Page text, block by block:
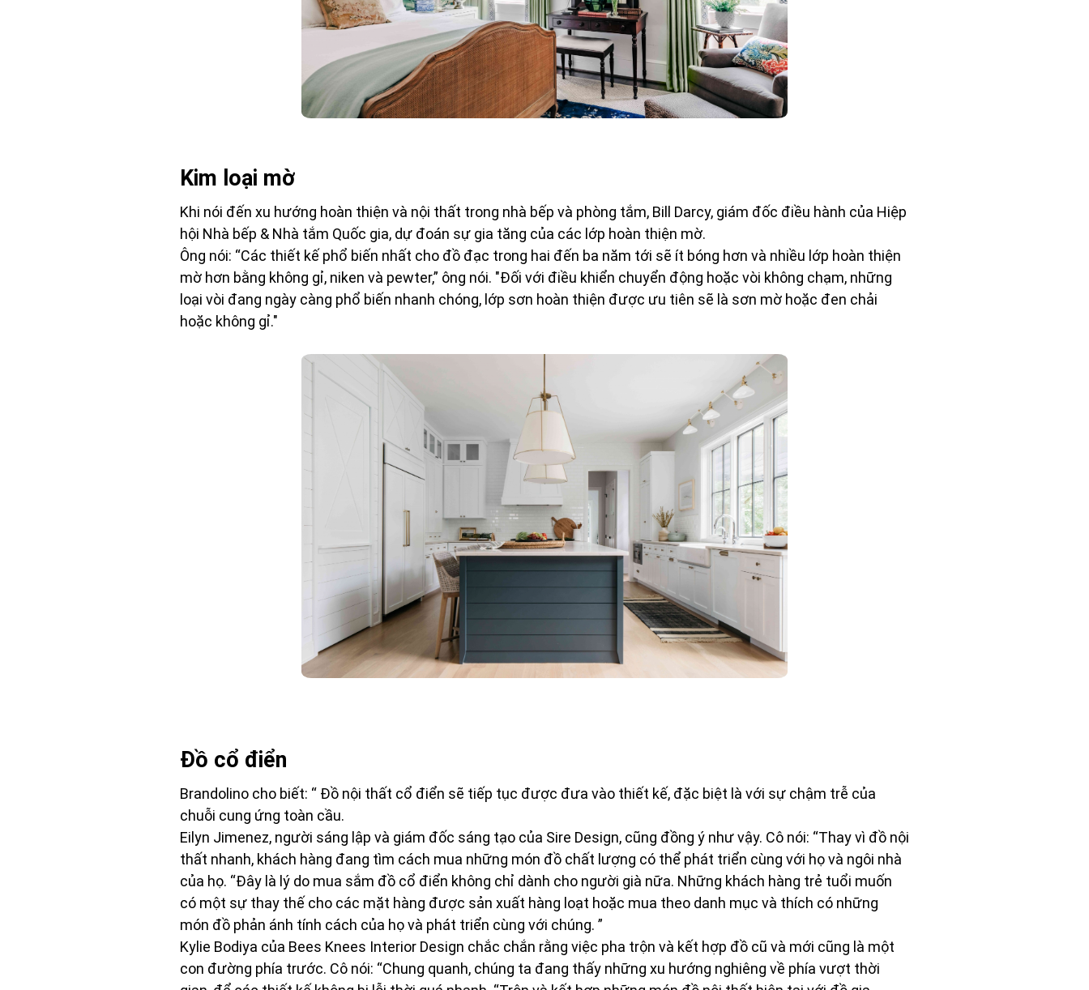
Kim loại mờ
Khi nói đến xu hướng hoàn thiện và nội thất trong nhà bếp và phòng tắm, Bill Darcy, giám đốc điều hành của Hiệp
hội Nhà bếp & Nhà tắm Quốc gia, dự đoán sự gia tăng của các lớp hoàn thiện mờ.
Ông nói: “Các thiết kế phổ biến nhất cho đồ đạc trong hai đến ba năm tới sẽ ít bóng hơn và nhiều lớp hoàn thiện
mờ hơn bằng không gỉ, niken và pewter,” ông nói. "Đối với điều khiển chuyển động hoặc vòi không chạm, những
loại vòi đang ngày càng phổ biến nhanh chóng, lớp sơn hoàn thiện được ưu tiên sẽ là sơn mờ hoặc đen chải
hoặc không gỉ."
Đồ cổ điển
Brandolino cho biết: “ Đồ nội thất cổ điển sẽ tiếp tục được đưa vào thiết kế, đặc biệt là với sự chậm trễ của
chuỗi cung ứng toàn cầu.
Eilyn Jimenez, người sáng lập và giám đốc sáng tạo của Sire Design, cũng đồng ý như vậy. Cô nói: “Thay vì đồ nội
thất nhanh, khách hàng đang tìm cách mua những món đồ chất lượng có thể phát triển cùng với họ và ngôi nhà
của họ. “Đây là lý do mua sắm đồ cổ điển không chỉ dành cho người già nữa. Những khách hàng trẻ tuổi muốn
có một sự thay thế cho các mặt hàng được sản xuất hàng loạt hoặc mua theo danh mục và thích có những
món đồ phản ánh tính cách của họ và phát triển cùng với chúng. ”
Kylie Bodiya của Bees Knees Interior Design chắc chắn rằng việc pha trộn và kết hợp đồ cũ và mới cũng là một
con đường phía trước. Cô nói: “Chung quanh, chúng ta đang thấy những xu hướng nghiêng về phía vượt thời